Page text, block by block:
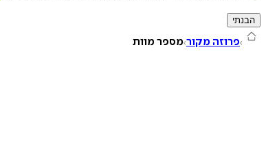
הבנתי
פרוזה מקור מספר מוות